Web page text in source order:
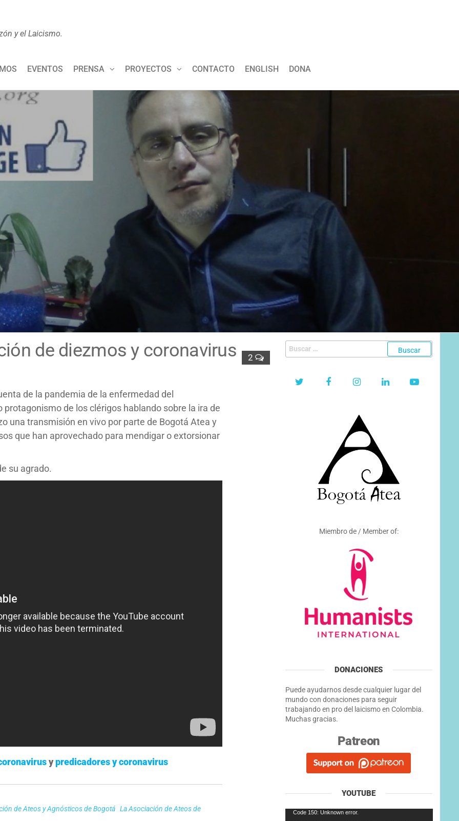
y el Laicismo.
EVENTOS PRENSA PROYECTOS CONTACTO ENGLISH DONA
2
de diezmos y coronavirus
de la pandemia de la enfermedad del
protagonismo de los clérigos hablando sobre la ira de
una transmisión en vivo por parte de Bogotá Atea y
que han aprovechado para mendigar o extorsionar
su agrado.
ypredicadores y coronavirus
de Ateos y Agnósticos de Bogotá La Asociación de Ateos de
Buscar:
Miembro de / Member of:
DONACIONES
Puede ayudarnos desde cualquier lugar del
mundo con donaciones para seguir
trabajando en pro del laicismo en Colombia.
Muchas gracias.
Patreon
YOUTUBE
Reproductor
Code 150: Unknown error.